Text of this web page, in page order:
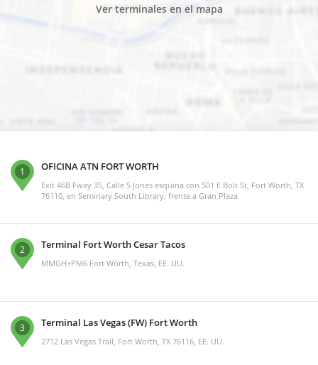
Ver terminales en el mapa
1 OFICINA ATN FORT WORTH
Exit 46B Fway 35, Calle S Jones esquina con 501 E Bolt St, Fort Worth, TX
76110, en Seminary South Library, frente a Gran Plaza
2 Terminal Fort Worth Cesar Tacos
MMGH+PM6 Fort Worth, Texas, EE. UU.
3 Terminal Las Vegas (FW) Fort Worth
2712 Las Vegas Trail, Fort Worth, TX 76116, EE. UU.